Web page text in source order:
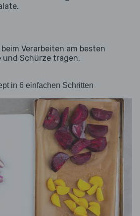
Verarbeiten am besten
und Schürze tragen.
in 6 einfachen Schritten